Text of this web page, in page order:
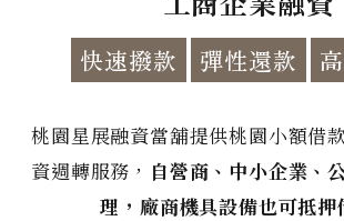
快速撥款 彈性還款
桃園星展融資當舖提供桃園小額借
資週轉服務， 自營商、中小企業、
理，廠商機具設備也可抵押